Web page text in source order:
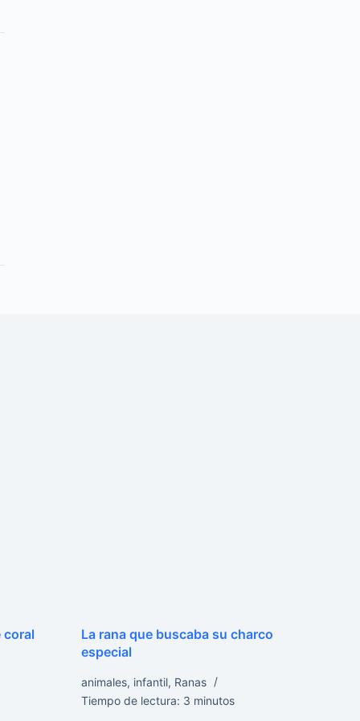
coral
La rana que buscaba su charco
especial
animales, infantil, Ranas
Tiempo de lectura: 3 minutos